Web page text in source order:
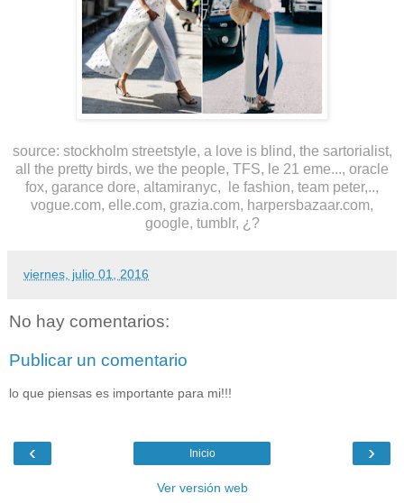
source: stockholm streetstyle, a love is blind, the sartorialist,
all the pretty birds, we the people, TFS, le 21 eme..., oracle
fox, garance dore, altamiranyc, le fashion, team peter,..,
vogue.com, elle.com, grazia.com, harpersbazaar.com,
google, tumblr, ¿?
viernes, julio 01, 2016
No hay comentarios:
Publicar un comentario
lo que piensas es importante para mi!!!
‹ ›
Inicio
Ver versión web